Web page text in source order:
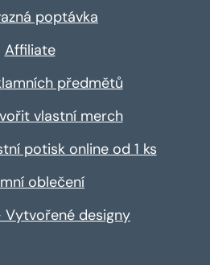
poptávka
Affiliate
předmětů
vlastní merch
potisk online od 1 ks
oblečení
Vytvořené designy